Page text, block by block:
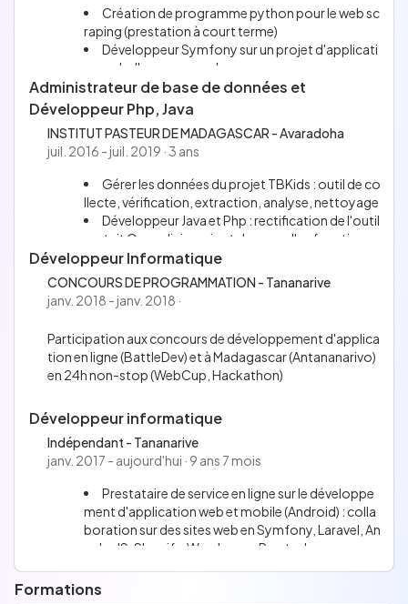
nées (Flask/Python & MySQL) afin d'assurer le bon
fonctionnement du logiciel LabBook au sein de 28
laboratoires à Madagascar et 3 laboratoires à dist
ance (Liban, Laos, Comores)
Création de programme python pour le web sc
raping (prestation à court terme)
Développeur Symfony sur un projet d'applicati
on web d'une agence de voyage
Administrateur de base de données et
Développeur Php, Java
INSTITUT PASTEUR DE MADAGASCAR - Avaradoha
juil. 2016 - juil. 2019 · 3 ans
Gérer les données du projet TBKids : outil de co
llecte, vérification, extraction, analyse, nettoyage
Développeur Java et Php : rectification de l'outil
gratuit Openclinica, ajout de nouvelles fonctionna
lités
Mission de monitoring et mise au point du logici
el Openclinica à Madagascar, Yaoundé/Cameroun
et Abidjan/Côte d'ivoire
Développeur Informatique
CONCOURS DE PROGRAMMATION - Tananarive
janv. 2018 - janv. 2018 ·
Participation aux concours de développement d'applica
tion en ligne (BattleDev) et à Madagascar (Antananarivo)
en 24h non-stop (WebCup, Hackathon)
Développeur informatique
Indépendant - Tananarive
janv. 2017 - aujourd'hui · 9 ans 7 mois
Prestataire de service en ligne sur le développe
ment d'application web et mobile (Android) : colla
boration sur des sites web en Symfony, Laravel, An
gular JS, Shopify, Wordpress, Prestashop
n, PHP, Java et C
Formations